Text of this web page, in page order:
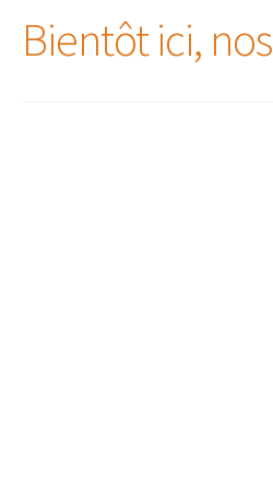
Bientôt ici,